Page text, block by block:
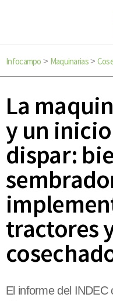
Infocampo > Maquinarias>
La
y un
dispar:
tractores
El informe del INDEC